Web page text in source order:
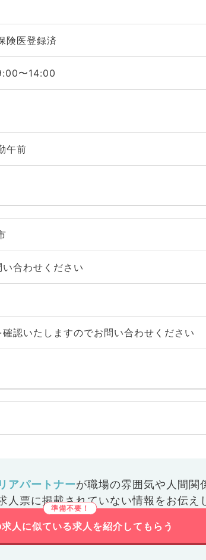
険医登録済
〜14:00
午前
合わせください
認いたしますのでお問い合わせください
アパートナーが職場の雰囲気や人間関
人票に掲載されていない情報をお伝え
求人に似ている求人を紹介してもらう